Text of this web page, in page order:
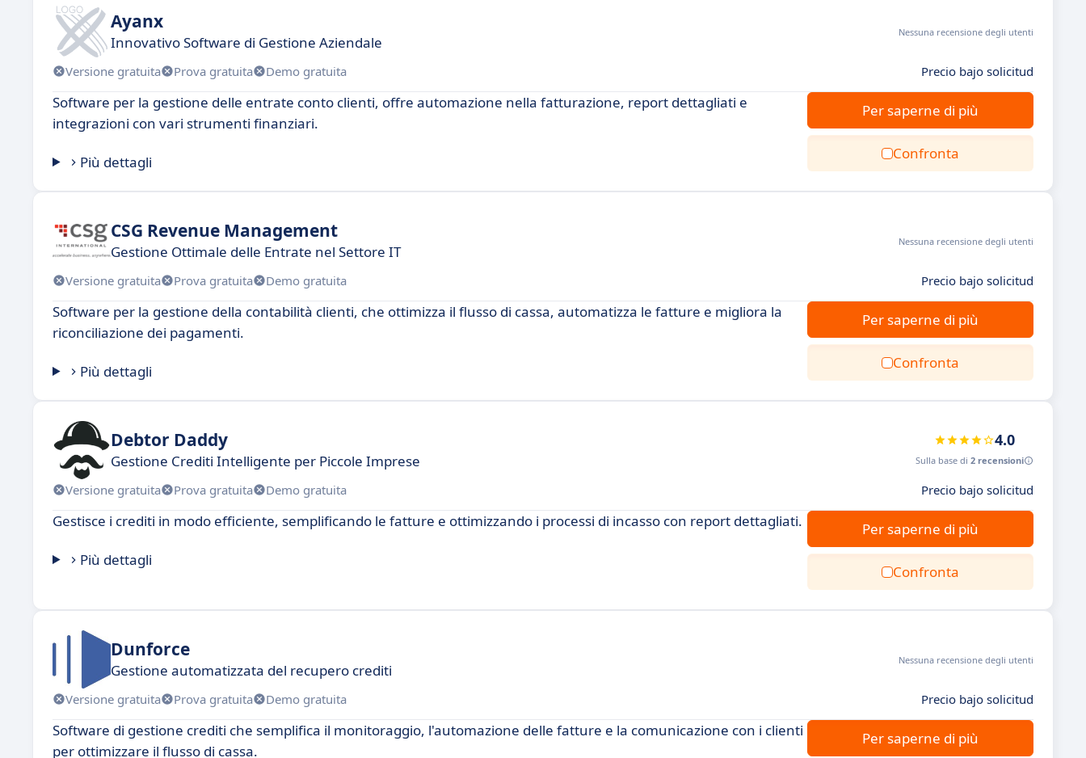
Ayanx
Innovativo Software di Gestione Aziendale
Nessuna recensione degli utenti
Versione gratuita Prova gratuita Demo gratuita Precio bajo solicitud
Software per la gestione delle entrate conto clienti, offre automazione nella fatturazione, report dettagliati e
integrazioni con vari strumenti finanziari.
Più dettagli
Per saperne di più
Confronta
CSG Revenue Management
Gestione Ottimale delle Entrate nel Settore IT
Nessuna recensione degli utenti
Versione gratuita Prova gratuita Demo gratuita Precio bajo solicitud
Software per la gestione della contabilità clienti, che ottimizza il flusso di cassa, automatizza le fatture e migliora la
riconciliazione dei pagamenti.
Più dettagli
Per saperne di più
Confronta
Debtor Daddy
Gestione Crediti Intelligente per Piccole Imprese
4.0
Sulla base di 2 recensioni
Versione gratuita Prova gratuita Demo gratuita Precio bajo solicitud
Gestisce i crediti in modo efficiente, semplificando le fatture e ottimizzando i processi di incasso con report dettagliati.
Più dettagli
Per saperne di più
Confronta
Dunforce
Gestione automatizzata del recupero crediti
Nessuna recensione degli utenti
Versione gratuita Prova gratuita Demo gratuita Precio bajo solicitud
Software di gestione crediti che semplifica il monitoraggio, l'automazione delle fatture e la comunicazione con i clienti
per ottimizzare il flusso di cassa.
Per saperne di più